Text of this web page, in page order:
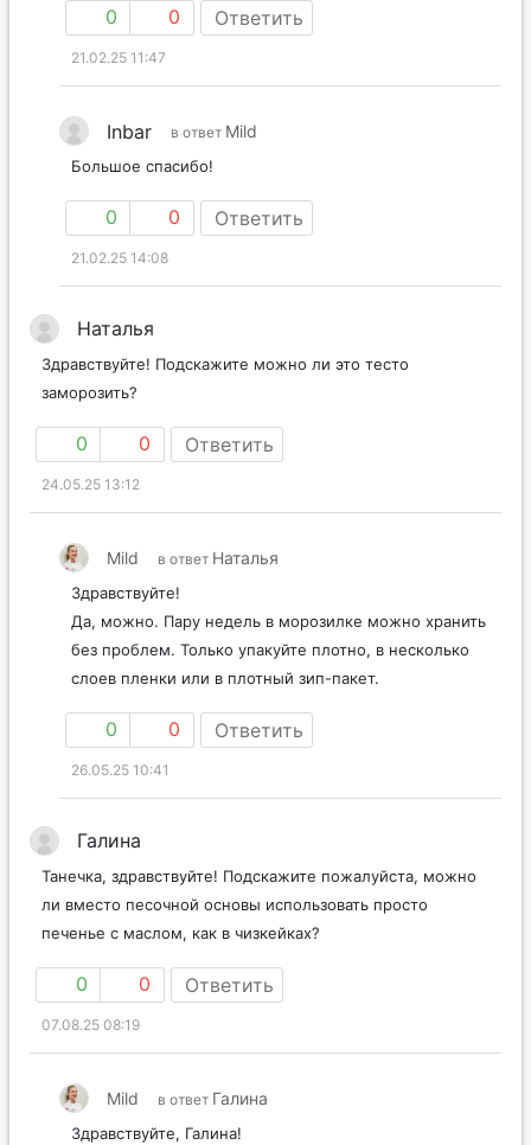
0 0 Ответить
21.02.25 11:47
Inbar в ответ Mild
Большое спасибо!
0 0 Ответить
21.02.25 14:08
Наталья
Здравствуйте! Подскажите можно ли это тесто
заморозить?
0 0 Ответить
24.05.25 13:12
Mild в ответ Наталья
Здравствуйте!
Да, можно. Пару недель в морозилке можно хранить
без проблем. Только упакуйте плотно, в несколько
слоев пленки или в плотный зип-пакет.
0 0 Ответить
26.05.25 10:41
Галина
Танечка, здравствуйте! Подскажите пожалуйста, можно
ли вместо песочной основы использовать просто
печенье с маслом, как в чизкейках?
0 0 Ответить
07.08.25 08:19
Mild в ответ Галина
Здравствуйте, Галина!